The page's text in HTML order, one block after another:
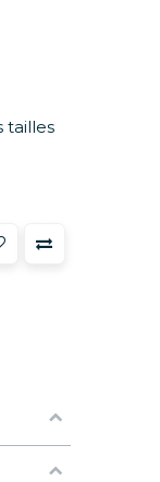
tailles